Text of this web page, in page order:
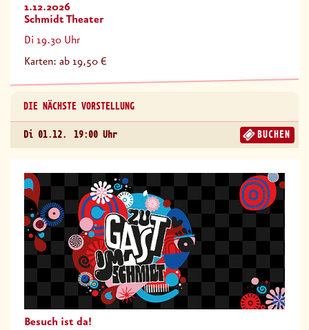
1.12.2026
Schmidt Theater
Di 19.30 Uhr
Karten: ab 19,50 €
DIE NÄCHSTE VORSTELLUNG
Di 01.12. 19:00 Uhr BUCHEN
Besuch ist da!